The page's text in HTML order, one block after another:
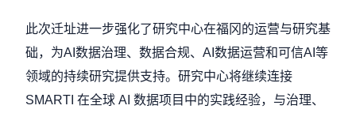
此次迁址进一步强化了研究中心在福冈的运营与研究基
础，为AI数据治理、数据合规、AI数据运营和可信AI等
领域的持续研究提供支持。研究中心将继续连接
SMARTI 在全球 AI 数据项目中的实践经验，与治理、